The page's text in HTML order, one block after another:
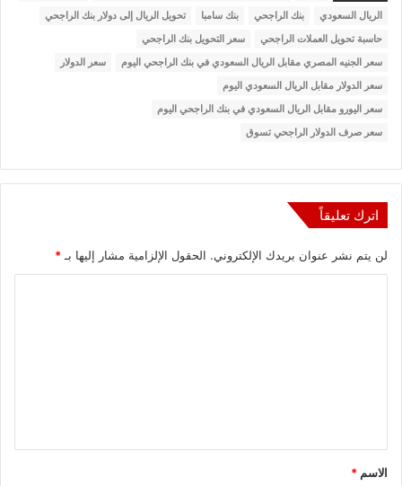
الريال السعودي
بنك الراجحي بنك سامبا
تحويل الريال إلى دولار بنك الراجحي
حاسبة تحويل العملات الراجحي
سعر التحويل بنك الراجحي
سعر الجنيه المصري مقابل الريال السعودي في بنك الراجحي اليوم
سعر الدولار
سعر الدولار مقابل الريال السعودي اليوم
سعر اليورو مقابل الريال السعودي في بنك الراجحي اليوم
سعر صرف الدولار الراجحي تسوق
اترك تعليقاً
لن يتم نشر عنوان بريدك الإلكتروني. الحقول الإلزامية مشار إليها بـ *
ق
*
الاسم *